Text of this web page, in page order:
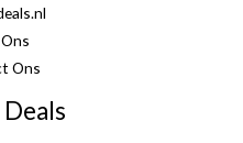
Ons
Deals